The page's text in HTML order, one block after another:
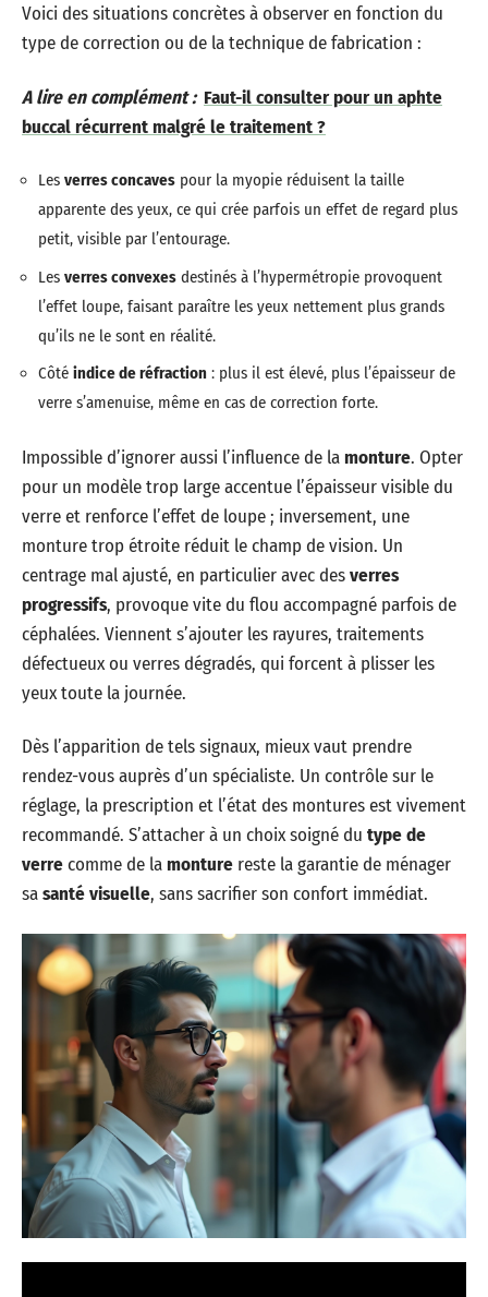
Voici des situations concrètes à observer en fonction du
type de correction ou de la technique de fabrication :
A lire en complément : Faut-il consulter pour un aphte
buccal récurrent malgré le traitement ?
Les verres concaves pour la myopie réduisent la taille
apparente des yeux, ce qui crée parfois un effet de regard plus
petit, visible par l’entourage.
Les verres convexes destinés à l’hypermétropie provoquent
l’effet loupe, faisant paraître les yeux nettement plus grands
qu’ils ne le sont en réalité.
Côté indice de réfraction : plus il est élevé, plus l’épaisseur de
verre s’amenuise, même en cas de correction forte.
Impossible d’ignorer aussi l’influence de lamonture. Opter
pour un modèle trop large accentue l’épaisseur visible du
verre et renforce l’effet de loupe ; inversement, une
monture trop étroite réduit le champ de vision. Un
centrage mal ajusté, en particulier avec desverres
progressifs, provoque vite du flou accompagné parfois de
céphalées. Viennent s’ajouter les rayures, traitements
défectueux ou verres dégradés, qui forcent à plisser les
yeux toute la journée.
Dès l’apparition de tels signaux, mieux vaut prendre
rendez-vous auprès d’un spécialiste. Un contrôle sur le
réglage, la prescription et l’état des montures est vivement
recommandé. S’attacher à un choix soigné du type de
verrecomme de lamonture reste la garantie de ménager
sasanté visuelle, sans sacrifier son confort immédiat.